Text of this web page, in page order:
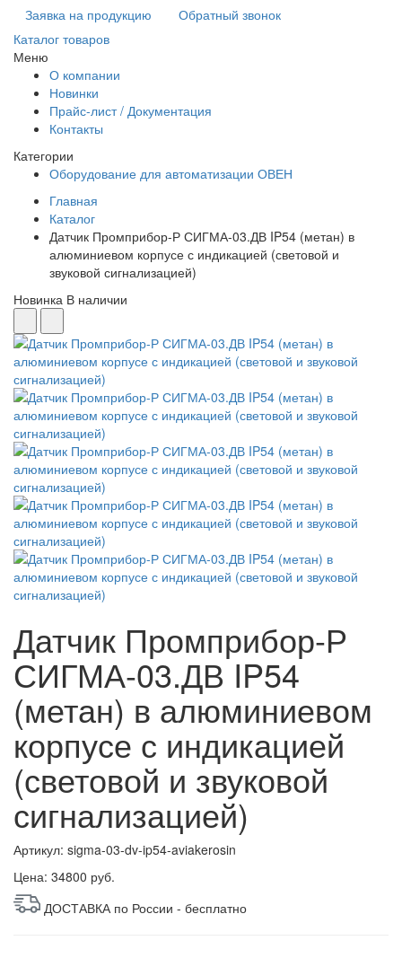
Заявка на продукцию
Обратный звонок
Каталог товаров
Меню
О компании
Новинки
Прайс-лист / Документация
Контакты
Категории
Оборудование для автоматизации ОВЕН
Главная
Каталог
Датчик Промприбор-Р СИГМА-03.ДВ IP54 (метан) в
алюминиевом корпусе с индикацией (световой и
звуковой сигнализацией)
Новинка В наличии
Датчик Промприбор-Р
СИГМА-03.ДВ IP54
(метан) в алюминиевом
корпусе с индикацией
(световой и звуковой
сигнализацией)
Артикул: sigma-03-dv-ip54-aviakerosin
Цена: 34800 руб.
ДОСТАВКА по России - бесплатно